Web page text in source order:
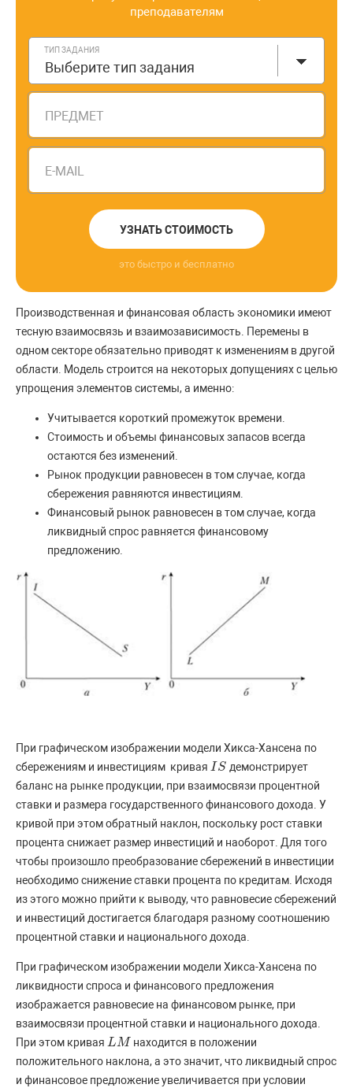
преподавателям
ТИП ЗАДАНИЯ
Выберите тип задания
ПРЕДМЕТ
E-MAIL
УЗНАТЬ СТОИМОСТЬ
это быстро и бесплатно
Производственная и финансовая область экономики имеют
тесную взаимосвязь и взаимозависимость. Перемены в
одном секторе обязательно приводят к изменениям в другой
области. Модель строится на некоторых допущениях с целью
упрощения элементов системы, а именно:
Учитывается короткий промежуток времени.
Стоимость и объемы финансовых запасов всегда
остаются без изменений.
Рынок продукции равновесен в том случае, когда
сбережения равняются инвестициям.
Финансовый рынок равновесен в том случае, когда
ликвидный спрос равняется финансовому
предложению.
При графическом изображении модели Хикса-Хансена по
сбережениям и инвестициям кривая IS
IS
демонстрирует
баланс на рынке продукции, при взаимосвязи процентной
ставки и размера государственного финансового дохода. У
кривой при этом обратный наклон, поскольку рост ставки
процента снижает размер инвестиций и наоборот. Для того
чтобы произошло преобразование сбережений в инвестиции
необходимо снижение ставки процента по кредитам. Исходя
из этого можно прийти к выводу, что равновесие сбережений
и инвестиций достигается благодаря разному соотношению
процентной ставки и национального дохода.
При графическом изображении модели Хикса-Хансена по
ликвидности спроса и финансового предложения
изображается равновесие на финансовом рынке, при
взаимосвязи процентной ставки и национального дохода.
При этом кривая LM
LM
находится в положении
положительного наклона, а это значит, что ликвидный спрос
и финансовое предложение увеличивается при условии